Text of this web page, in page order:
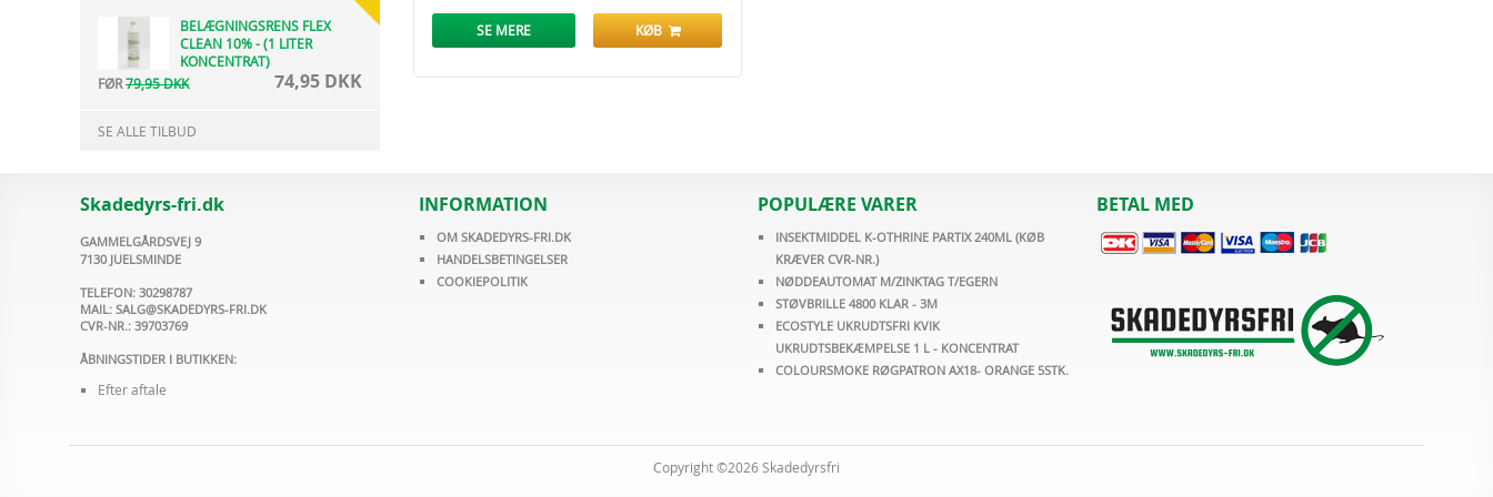
BELÆGNINGSRENS FLEX
CLEAN 10% - (1 LITER
KONCENTRAT)
FØR79,95 DKK 74,95 DKK
SE ALLE TILBUD
SE MERE KØB
Skadedyrs-fri.dk
GAMMELGÅRDSVEJ 9
7130 JUELSMINDE
TELEFON: 30298787
MAIL: SALG@SKADEDYRS-FRI.DK
CVR-NR.: 39703769
ÅBNINGSTIDER I BUTIKKEN:
Efter aftale
INFORMATION
OM SKADEDYRS-FRI.DK
HANDELSBETINGELSER
COOKIEPOLITIK
POPULÆRE VARER
INSEKTMIDDEL K-OTHRINE PARTIX 240ML (KØB
KRÆVER CVR-NR.)
NØDDEAUTOMAT M/ZINKTAG T/EGERN
STØVBRILLE 4800 KLAR - 3M
ECOSTYLE UKRUDTSFRI KVIK
UKRUDTSBEKÆMPELSE 1 L - KONCENTRAT
COLOURSMOKE RØGPATRON AX18- ORANGE 5STK.
BETAL MED
Copyright ©2026 Skadedyrsfri